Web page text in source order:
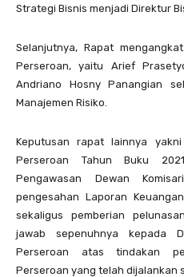
Strategi Bisnis menjadi Direktur
Selanjutnya, Rapat
Perseroan, yaitu Arief
Andriano Hosny Panangian
Manajemen Risiko.
Keputusan rapat lainnya
Perseroan Tahun Buku
Pengawasan Dewan
pengesahan Laporan
sekaligus pemberian
jawab sepenuhnya kepada
Perseroan atas tindakan
Perseroan yang telah dijalankan